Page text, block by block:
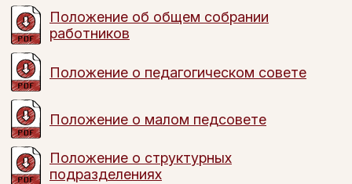
Положение об общем собрании
работников
Положение о педагогическом совете
Положение о малом педсовете
Положение о структурных
подразделениях